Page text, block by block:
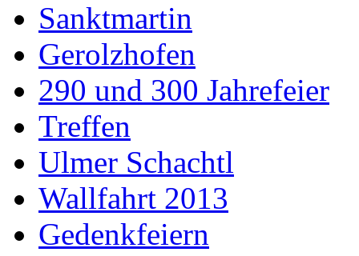
Sanktmartin
Gerolzhofen
290 und 300 Jahrefeier
Treffen
Ulmer Schachtl
Wallfahrt 2013
Gedenkfeiern